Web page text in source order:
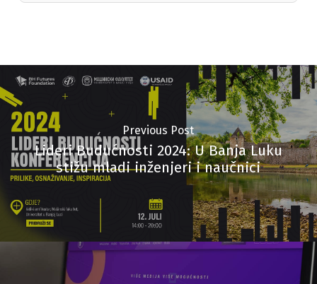
Previous Post
Lideri Budućnosti 2024: U Banja Luku
stižu mladi inženjeri i naučnici